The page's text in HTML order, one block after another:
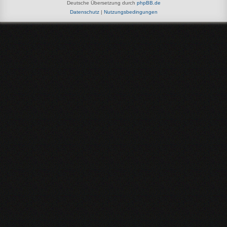
Deutsche Übersetzung durch phpBB.de
Datenschutz| Nutzungsbedingungen